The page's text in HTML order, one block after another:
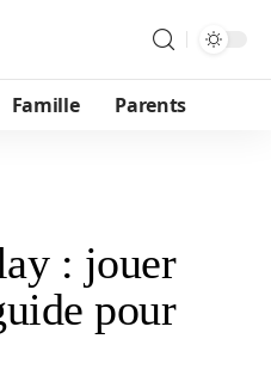
Famille Parents
: jouer
pour